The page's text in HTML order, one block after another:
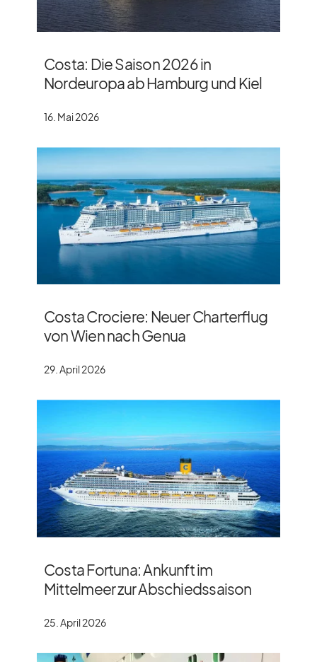
Costa: Die Saison 2026 in
Nordeuropa ab Hamburg und Kiel
16. Mai 2026
Costa Crociere: Neuer Charterflug
von Wien nach Genua
29. April 2026
Costa Fortuna: Ankunft im
Mittelmeer zur Abschiedssaison
25. April 2026